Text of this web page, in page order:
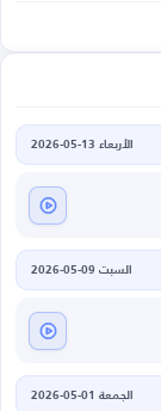
الأربعاء 13-05-2026
السبت 09-05-2026
الجمعة 01-05-2026